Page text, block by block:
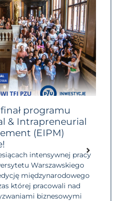
programu
& Intrapreneurial
(EIPM)
intensywnej pracy
Warszawskiego
międzynarodowego
której pracowali nad
biznesowymi